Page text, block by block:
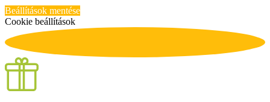
Beállítások mentése
Cookie beállítások